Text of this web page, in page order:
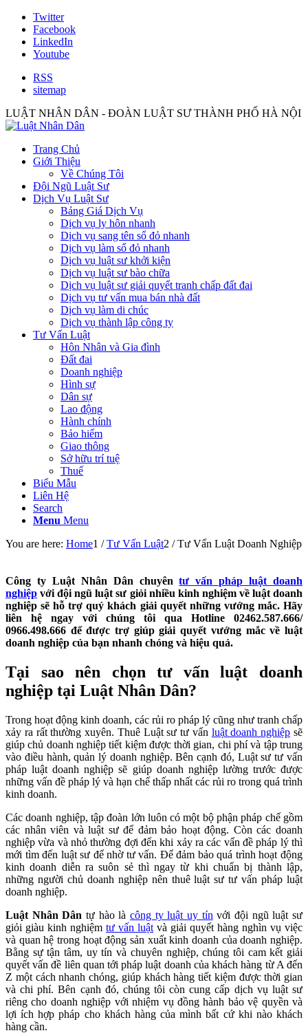
Twitter
Facebook
LinkedIn
Youtube
RSS
sitemap
LUẬT NHÂN DÂN - ĐOÀN LUẬT SƯ THÀNH PHỐ HÀ NỘI
Trang Chủ
Giới Thiệu
Về Chúng Tôi
Đội Ngũ Luật Sư
Dịch Vụ Luật Sư
Bảng Giá Dịch Vụ
Dịch vụ ly hôn nhanh
Dịch vụ sang tên sổ đỏ nhanh
Dịch vụ làm sổ đỏ nhanh
Dịch vụ luật sư khởi kiện
Dịch vụ luật sư bào chữa
Dịch vụ luật sư giải quyết tranh chấp đất đai
Dịch vụ tư vấn mua bán nhà đất
Dịch vụ làm di chúc
Dịch vụ thành lập công ty
Tư Vấn Luật
Hôn Nhân và Gia đình
Đất đai
Doanh nghiệp
Hình sự
Dân sự
Lao động
Hành chính
Bảo hiểm
Giao thông
Sở hữu trí tuệ
Thuế
Biểu Mẫu
Liên Hệ
Search
Menu Menu
You are here: Home1 / Tư Vấn Luật2 / Tư Vấn Luật Doanh Nghiệp
Công ty Luật Nhân Dân chuyêntư vấn pháp luật doanh
nghiệp với đội ngũ luật sư giỏi nhiều kinh nghiệm về luật doanh
nghiệp sẽ hỗ trợ quý khách giải quyết những vướng mắc. Hãy
liên hệ ngay với chúng tôi qua Hotline 02462.587.666/
0966.498.666 để được trợ giúp giải quyết vướng mắc về luật
doanh nghiệp của bạn nhanh chóng và hiệu quả.
Tại sao nên chọn tư vấn luật doanh
nghiệp tại Luật Nhân Dân?
Trong hoạt động kinh doanh, các rủi ro pháp lý cũng như tranh chấp
xảy ra rất thường xuyên. Thuê Luật sư tư vấn luật doanh nghiệp sẽ
giúp chủ doanh nghiệp tiết kiệm được thời gian, chi phí và tập trung
vào điều hành, quản lý doanh nghiệp.Bên cạnh đó, Luật sư tư vấn
pháp luật doanh nghiệp sẽ giúp doanh nghiệp lường trước được
những vấn đề pháp lý và hạn chế thấp nhất các rủi ro trong quá trình
kinh doanh.
Các doanh nghiệp, tập đoàn lớn luôn có một bộ phận pháp chế gồm
các nhân viên và luật sư để đảm bảo hoạt động. Còn các doanh
nghiệp vừa và nhỏ thường đợi đến khi xảy ra các vấn đề pháp lý thì
mới tìm đến luật sư để nhờ tư vấn. Để đảm bảo quá trình hoạt động
kinh doanh diễn ra suôn sẻ thì ngay từ khi chuẩn bị thành lập,
những người chủ doanh nghiệp nên thuê luật sư tư vấn pháp luật
doanh nghiệp.
Luật Nhân Dân tự hào làcông ty luật uy tín với đội ngũ luật sư
giỏi giàu kinh nghiệm tư vấn luật và giải quyết hàng nghìn vụ việc
và quan hệ trong hoạt động sản xuất kinh doanh của doanh nghiệp.
Bằng sự tận tâm, uy tín và chuyên nghiệp, chúng tôi cam kết giải
quyết vấn đề liên quan tới pháp luật doanh của khách hàng từ A đến
Z một cách nhanh chóng, giúp khách hàng tiết kiệm được thời gian
và chi phí.Bên cạnh đó, chúng tôi còn cung cấp dịch vụ luật sư
riêng cho doanh nghiệp với nhiệm vụ đồng hành bảo vệ quyền và
lợi ích hợp pháp cho khách hàng của mình bất cứ khi nào khách
hàng cần.